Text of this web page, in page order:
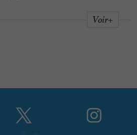
Voir+